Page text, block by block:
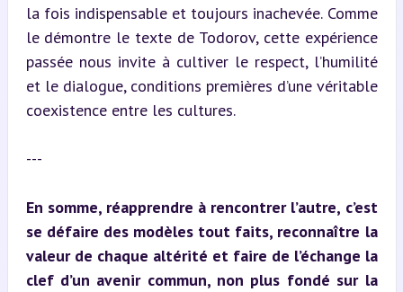
la fois indispensable et toujours inachevée. Comme
le démontre le texte de Todorov, cette expérience
passée nous invite à cultiver le respect, l’humilité
et le dialogue, conditions premières d’une véritable
coexistence entre les cultures.
---
En somme, réapprendre à rencontrer l’autre, c’est
se défaire des modèles tout faits, reconnaître la
valeur de chaque altérité et faire de l’échange la
clef d’un avenir commun, non plus fondé sur la